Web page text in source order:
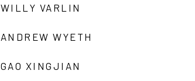
WILLY VARLIN
ANDREW WYETH
GAO XINGJIAN